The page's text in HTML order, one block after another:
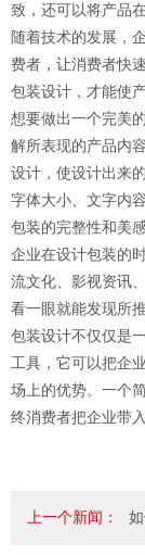
致，还可以将产品
随着技术的发展，
费者，让消费者快
包装设计，才能使
想要做出一个完美
解所表现的产品内
设计，使设计出来
字体大小、文字内
包装的完整性和美感
企业在设计包装的
流文化、影视资讯
看一眼就能发现所
包装设计不仅仅是
工具，它可以把企
场上的优势。一个
终消费者把企业带
上一个新闻：